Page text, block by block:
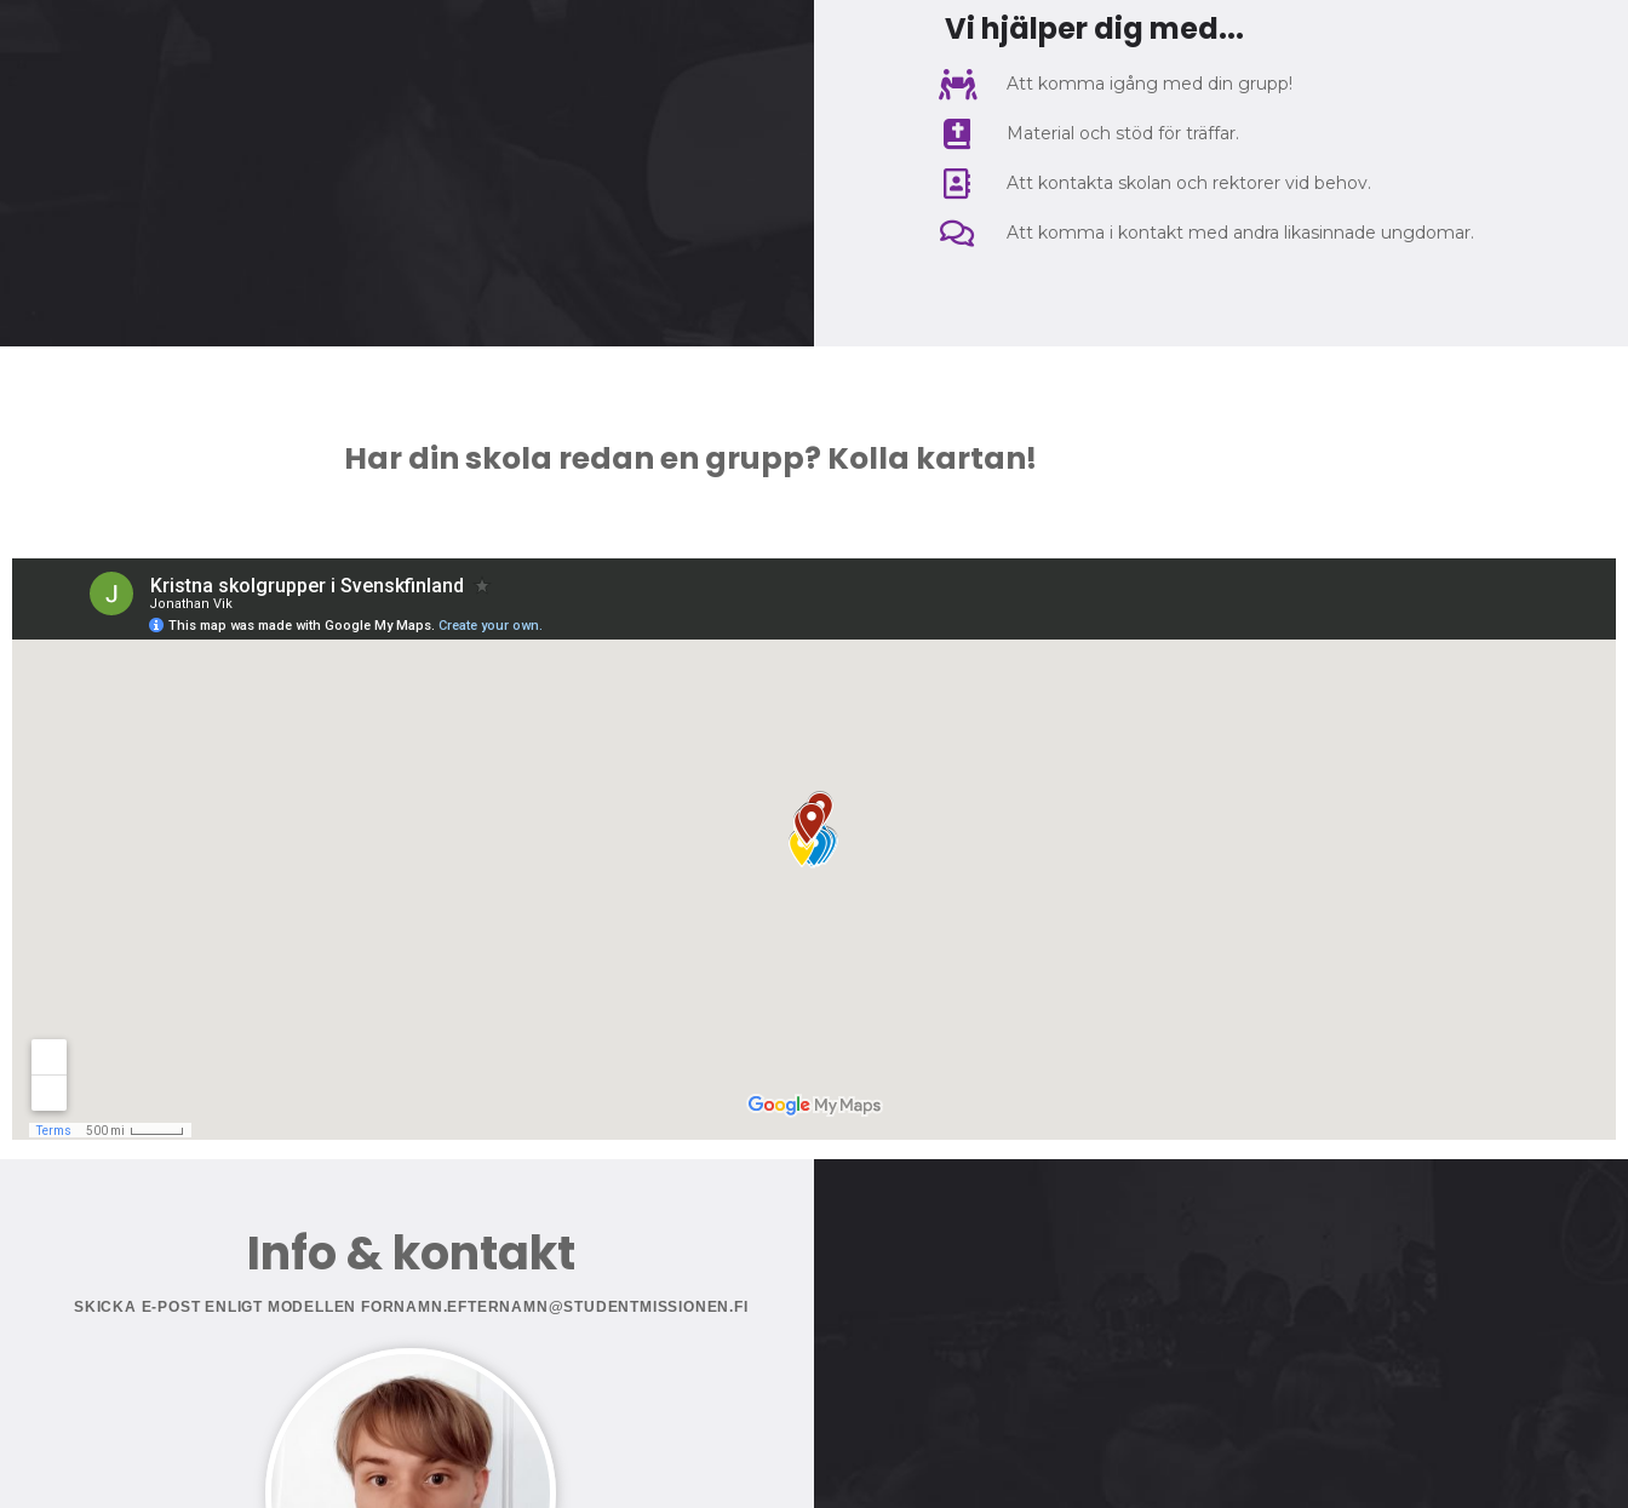
Vi hjälper dig med...
Att komma igång med din grupp!
Material och stöd för träffar.
Att kontakta skolan och rektorer vid behov.
Att komma i kontakt med andra likasinnade ungdomar.
Har din skola redan en grupp? Kolla kartan!
Info & kontakt
SKICKA E-POST ENLIGT MODELLEN FORNAMN.EFTERNAMN@STUDENTMISSIONEN.FI